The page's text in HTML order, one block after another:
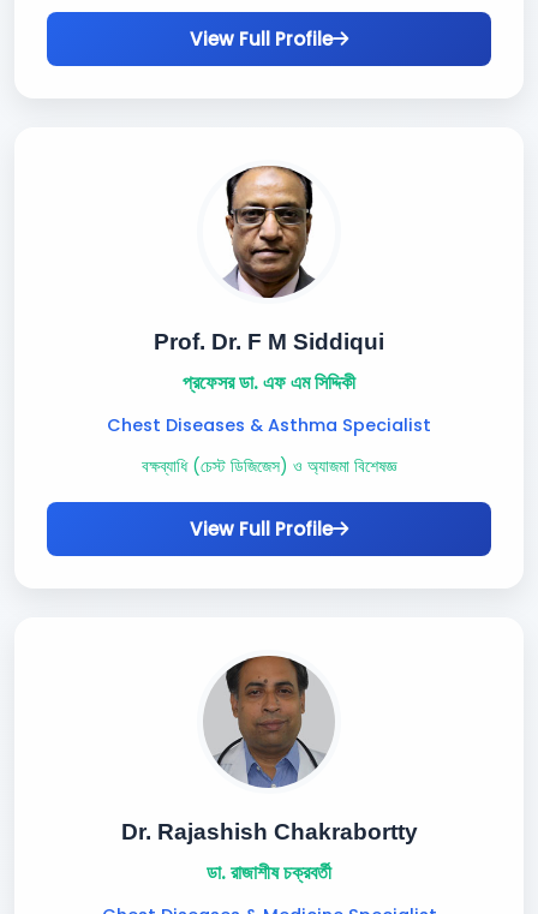
View Full Profile
Prof. Dr. F M Siddiqui
প্রফেসর ডা. এফ এম সিদ্দিকী
Chest Diseases & Asthma Specialist
বক্ষব্যাধি (চেস্ট ডিজিজেস) ও অ্যাজমা বিশেষজ্ঞ
View Full Profile
Dr. Rajashish Chakrabortty
ডা. রাজাশীষ চক্রবর্তী